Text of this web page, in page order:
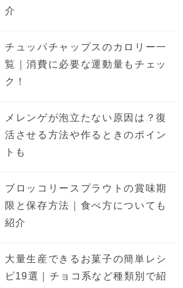
介
チュッパチャップスのカロリー一
覧｜消費に必要な運動量もチェッ
ク！
メレンゲが泡立たない原因は？復
活させる方法や作るときのポイン
トも
ブロッコリースプラウトの賞味期
限と保存方法｜食べ方についても
紹介
大量生産できるお菓子の簡単レシ
ピ19選｜チョコ系など種類別で紹